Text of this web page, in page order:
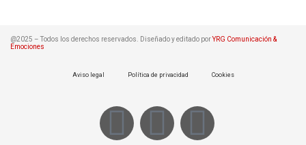
@2025 – Todos los derechos reservados. Diseñado y editado porYRG Comunicación &
Emociones
Aviso legal Política de privacidad Cookies